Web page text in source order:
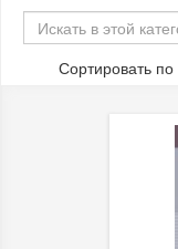
Сортировать по